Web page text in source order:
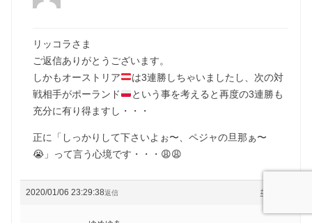
リッコラさま
ご返信ありがとうございます。
しかもオーストリア
は3連勝しちゃいましたし、次の対
戦相手がポーランド
という事を考えると再度の3連勝も
充分に有り得ますし・・・
正に「しっかりして下さいよぉ〜、ペジャの旦那ぁ〜
😭」って言う心境です・・・😩😩
2020/01/06 23:29:38 #143847
返信